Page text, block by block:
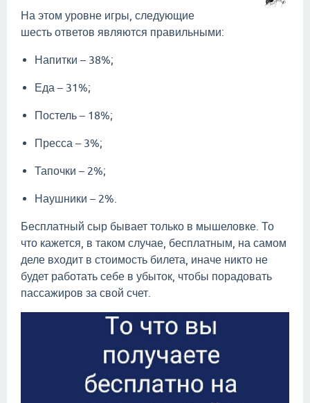
На этом уровне игры, следующие
шесть ответов являются правильными:
Напитки – 38%;
Еда – 31%;
Постель – 18%;
Пресса – 3%;
Тапочки – 2%;
Наушники – 2%.
Бесплатный сыр бывает только в мышеловке. То
что кажется, в таком случае, бесплатным, на самом
деле входит в стоимость билета, иначе никто не
будет работать себе в убыток, чтобы порадовать
пассажиров за свой счет.